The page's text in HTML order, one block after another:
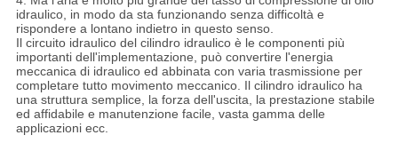
idraulico, in modo da sta funzionando senza difficoltà e
rispondere a lontano indietro in questo senso.
Il circuito idraulico del cilindro idraulico è le componenti più
importanti dell'implementazione, può convertire l'energia
meccanica di idraulico ed abbinata con varia trasmissione per
completare tutto movimento meccanico. Il cilindro idraulico ha
una struttura semplice, la forza dell'uscita, la prestazione stabile
ed affidabile e manutenzione facile, vasta gamma delle
applicazioni ecc.